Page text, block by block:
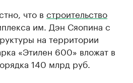
что в строительство
им. Дэн Сяопина с
на территории
«Этилен 600» вложат в
140 млрд руб.